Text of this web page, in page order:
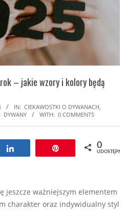
– jakie wzory i kolory będą
IN: CIEKAWOSTKI O DYWANACH
DYWANY WITH: 0 COMMENTS
Udostępnij Przypnij 0
jeszcze ważniejszym elementem
charakter oraz indywidualny styl